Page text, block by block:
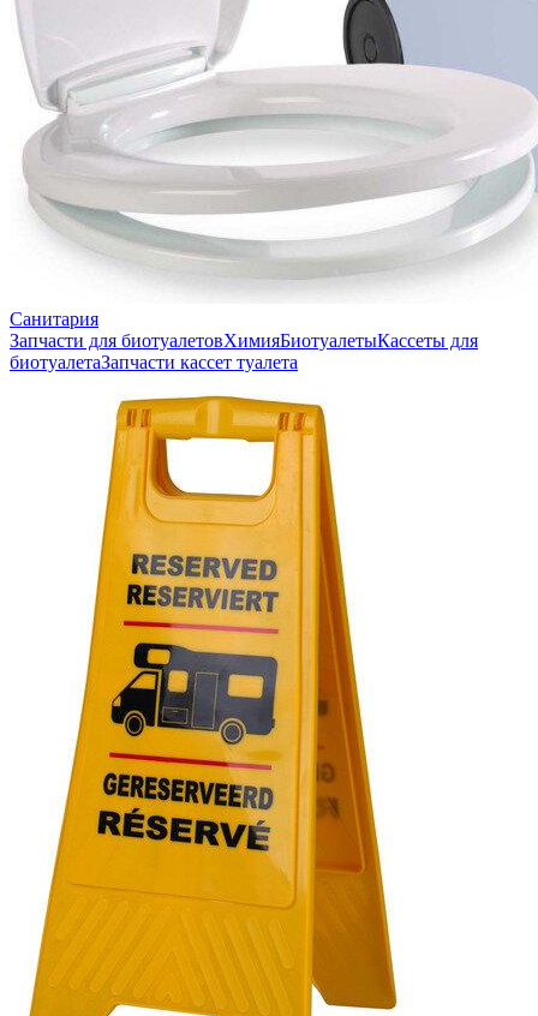
Санитария
Запчасти для биотуалетовХимияБиотуалетыКассеты для
биотуалетаЗапчасти кассет туалета